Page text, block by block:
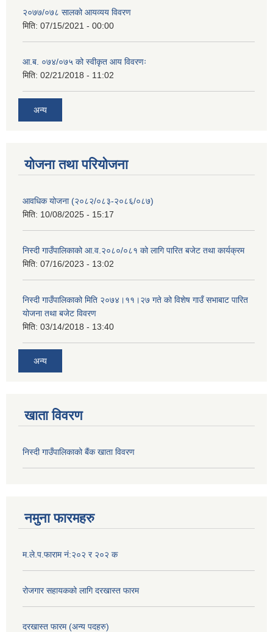
२०७७/०७८ सालको आयव्यय विवरण
मिति: 07/15/2021 - 00:00
आ.ब. ०७४/०७५ को स्वीकृत आय विवरणः
मिति: 02/21/2018 - 11:02
अन्य
योजना तथा परियोजना
आवधिक योजना (२०८२/०८३-२०८६/०८७)
मिति: 10/08/2025 - 15:17
निस्दी गाउँपालिकाको आ.व.२०८०/०८१ को लागि पारित बजेट तथा कार्यक्रम
मिति: 07/16/2023 - 13:02
निस्दी गाउँपालिकाको मिति २०७४।११।२७ गते को विशेष गाउँ सभाबाट पारित
योजना तथा बजेट विवरण
मिति: 03/14/2018 - 13:40
अन्य
खाता विवरण
निस्दी गाउँपालिकाको बैंक खाता विवरण
नमुना फारमहरु
म.ले.प.फाराम नं:२०२ र २०२ क
रोजगार सहायकको लागि दरखास्त फारम
दरखास्त फारम (अन्य पदहरु)